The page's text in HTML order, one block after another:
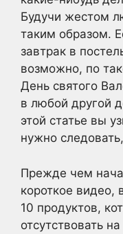
Будучи жестом
таким образом.
завтрак в
возможно, по
День святого
в любой другой
этой статье вы
нужно
Прежде чем
короткое
10 продуктов,
отсутствовать